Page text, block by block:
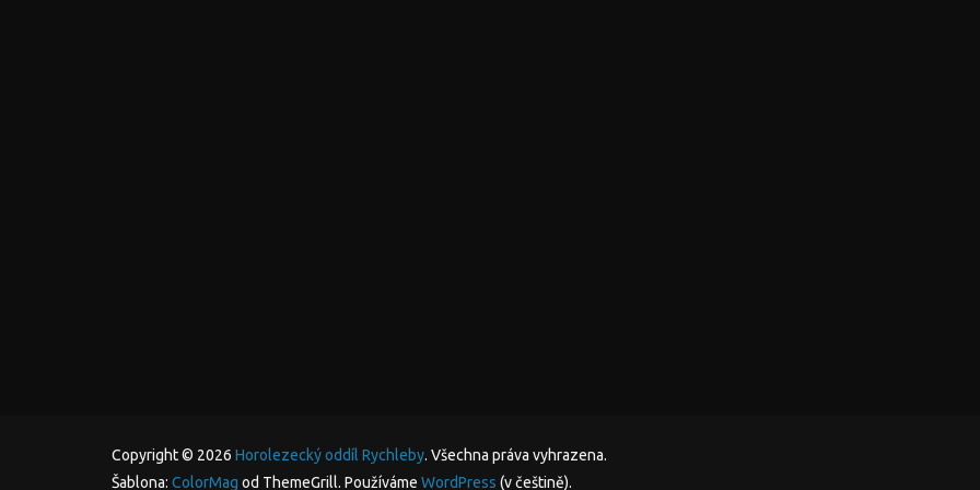
Copyright © 2026 Horolezecký oddíl Rychleby. Všechna práva vyhrazena.
Šablona: ColorMag od ThemeGrill. Používáme WordPress (v češtině).